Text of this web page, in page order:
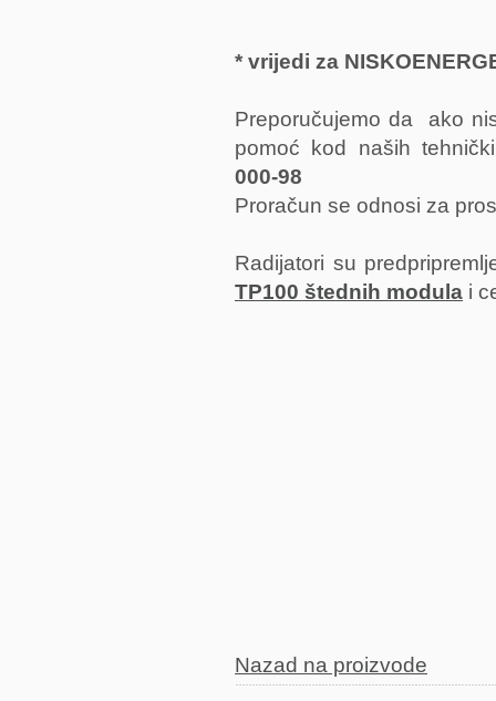
* vrijedi za
Preporučujemo da ako
pomoć kod naših
000-98
Proračun se odnosi za
Radijatori su
TP100 štednih modula i
Nazad na proizvode